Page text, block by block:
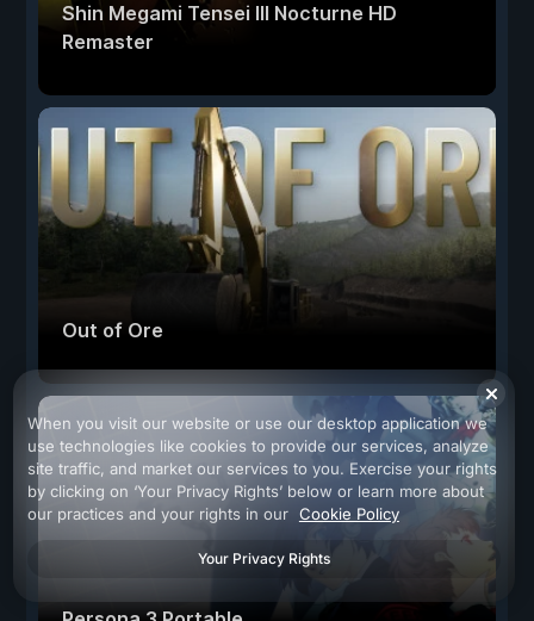
Shin Megami Tensei III Nocturne HD
Remaster
Out of Ore
When you visit our website or use our desktop application we
use technologies like cookies to provide our services, analyze
site traffic, and market our services to you. Exercise your rights
by clicking on ‘Your Privacy Rights’ below or learn more about
our practices and your rights in our Cookie Policy
Your Privacy Rights